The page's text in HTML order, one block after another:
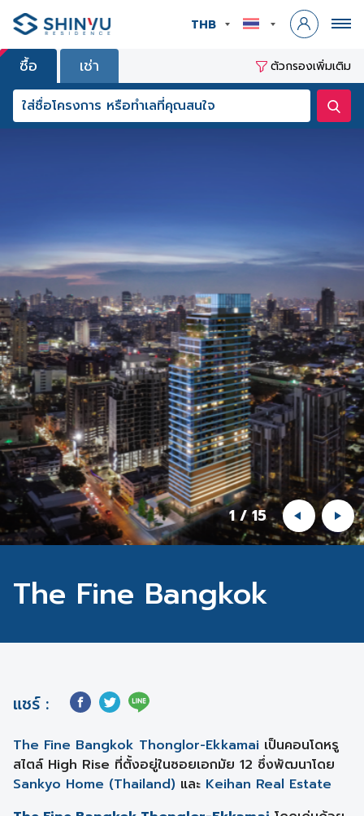
THB
ซื้อ เช่า ตัวกรองเพิ่มเติม
1/15
The Fine Bangkok
แชร์ :
The Fine Bangkok Thonglor-Ekkamai เป็นคอนโดหรู
สไตล์ High Rise ที่ตั้งอยู่ในซอยเอกมัย 12 ซึ่งพัฒนาโดย
Sankyo Home (Thailand) และ Keihan Real Estate